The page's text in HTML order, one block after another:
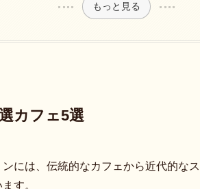
もっと見る
カフェ5選
には、伝統的なカフェから近代的な
す。